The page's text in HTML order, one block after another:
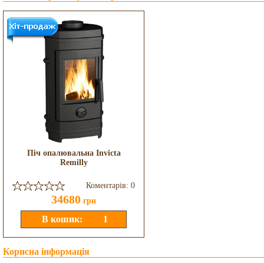
Піч опалювальна Invicta
Remilly
Коментарів: 0
34680 грн
Корисна інформація